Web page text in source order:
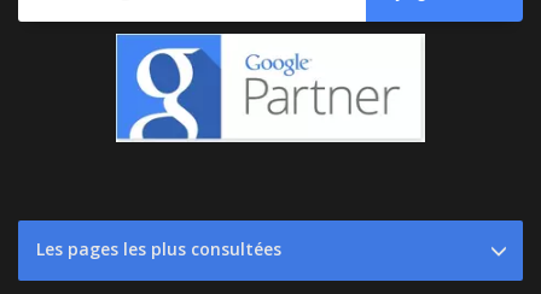
Les pages les plus consultées